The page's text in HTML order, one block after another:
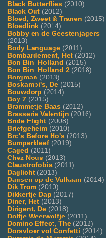
Black Butterflies (2010)
Black Out (2012)
Bloed, Zweet & Tranen (2015)
Bloedlink (2014)
Bobby en de Geestenjagers
(2013)
Body Language (2011)
Bombardement, Het (2012)
Bon Bini Holland (2015)
Bon Bini Holland 2 (2018)
Borgman (2013)
Boskampi's, De (2015)
Bouwdorp (2014)
Boy 7 (2015)
Brammetje Baas (2012)
Brasserie Valentijn (2016)
Bride Flight (2008)
Briefgeheim (2010)
Bro's Before Ho's (2013)
Bumperkleef (2019)
Caged (2011)
Chez Nous (2013)
Claustrofobia (2011)
Daglicht (2013)
Dansen op de Vulkaan (2014)
Dik Trom (2010)
Dikkertje Dap (2017)
Diner, Het (2013)
Dirigent, De (2018)
Dolfje Weerwolfje (2011)
Domino Effect, The (2012)
Dorsvloer vol Confetti (2014)